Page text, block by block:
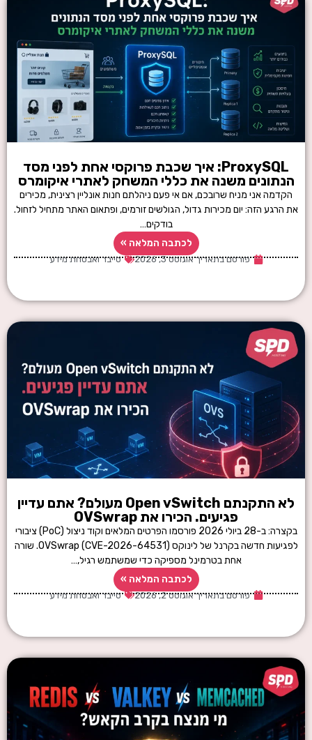
ProxySQL: איך שכבת פרוקסי אחת לפני מסד
הנתונים משנה את כללי המשחק לאתרי איקומרס
הקדמה אני מניח שרובכם, אם אי פעם ניהלתם חנות אונליין רצינית, מכירים
את הרגע הזה: יום מכירות גדול, הגולשים זורמים, ופתאום האתר מתחיל לזחול.
בודקים…
לכתבה המלאה »
פורסם בתאריך אוגוסט 3, 2026 סייבר ואבטחת מידע
לא התקנתם Open vSwitch מעולם? אתם עדיין
פגיעים. הכירו את OVSwrap
בקצרה: ב-28 ביולי 2026 פורסמו הפרטים המלאים וקוד ניצול (PoC) ציבורי
לפגיעות חדשה בקרנל של לינוקס OVSwrap (CVE-2026-64531). שורה
אחת בטרמינל מספיקה כדי שמשתמש רגיל,…
לכתבה המלאה »
פורסם בתאריך אוגוסט 2, 2026 סייבר ואבטחת מידע